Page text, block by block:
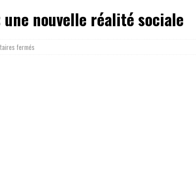
nouvelle réalité sociale
fermés